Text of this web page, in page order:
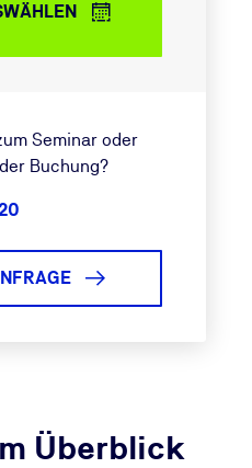
Überblick
Seminar oder
Buchung?